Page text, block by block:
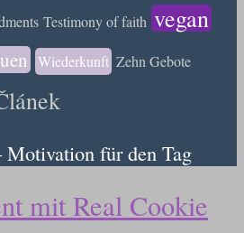
Testimony of faith vegan
Wiederkunft Zehn Gebote
für den Tag
mit Real Cookie